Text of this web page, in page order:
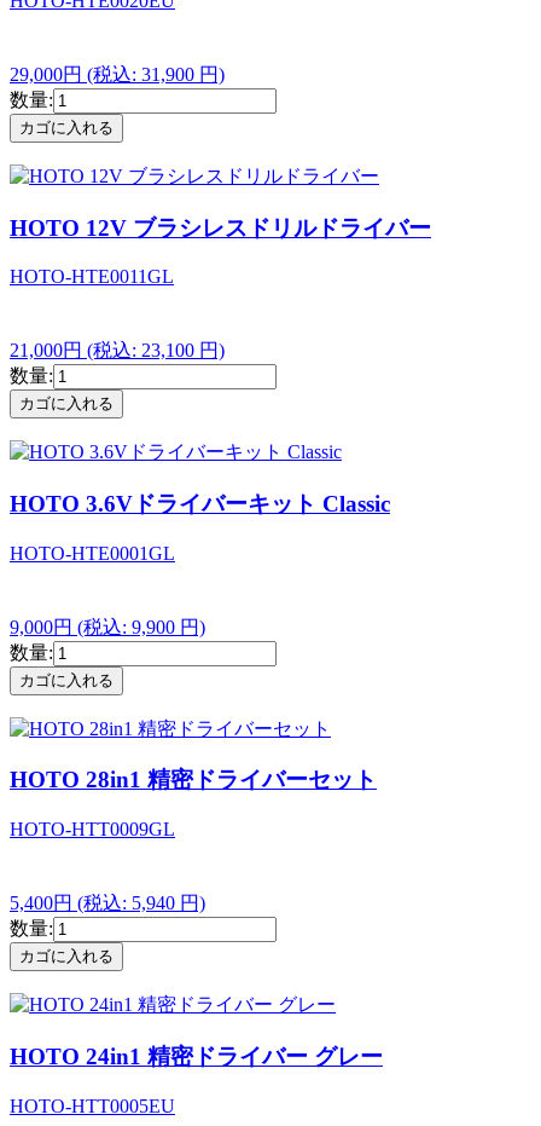
29,000円 (税込: 31,900 円)
数量:
HOTO 12V ブラシレスドリルドライバー
HOTO-HTE0011GL
21,000円 (税込: 23,100 円)
数量:
HOTO 3.6Vドライバーキット Classic
HOTO-HTE0001GL
9,000円 (税込: 9,900 円)
数量:
HOTO 28in1 精密ドライバーセット
HOTO-HTT0009GL
5,400円 (税込: 5,940 円)
数量:
HOTO 24in1 精密ドライバー グレー
HOTO-HTT0005EU